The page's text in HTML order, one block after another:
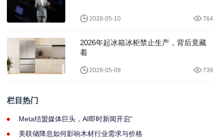
2026-05-10 764
2026年起冰箱冰柜禁止生产，背后竟藏
着
2026-05-09 739
栏目热门
Meta结盟媒体巨头，AI即时新闻开启“
美联储降息如何影响木材行业需求与价格